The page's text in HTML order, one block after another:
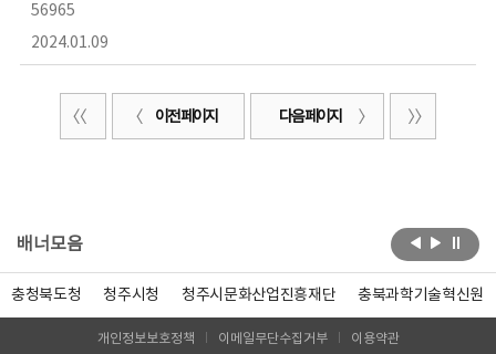
56965
2024.01.09
이전 페이지 다음 페이지
배너모음
충청북도청 청주시청 청주시문화산업진흥재단 충북과학기술혁신원
개인정보보호정책 이메일무단수집거부 이용약관